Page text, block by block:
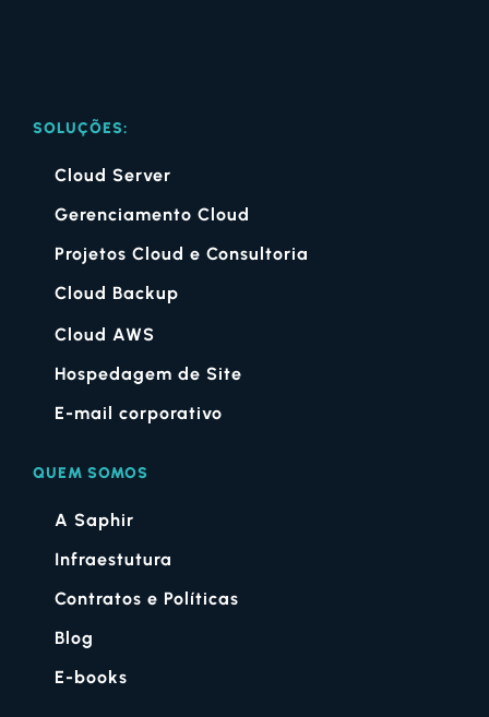
SOLUÇÕES:
Cloud Server
Gerenciamento Cloud
Projetos Cloud e Consultoria
Cloud Backup
Cloud AWS
Hospedagem de Site
E-mail corporativo
QUEM SOMOS
A Saphir
Infraestutura
Contratos e Políticas
Blog
E-books